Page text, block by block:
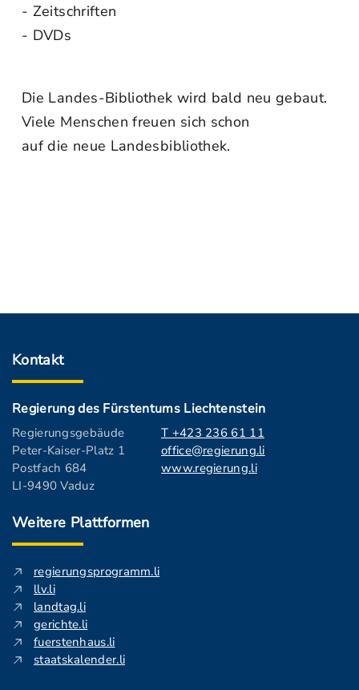
- Zeitschriften
- DVDs
Die Landes-Bibliothek wird bald neu gebaut.
Viele Menschen freuen sich schon
auf die neue Landesbibliothek.
Kontakt
Regierung des Fürstentums Liechtenstein
Regierungsgebäude
Peter-Kaiser-Platz 1
Postfach 684
LI-9490 Vaduz
T +423 236 61 11
office@regierung.li
www.regierung.li
Weitere Plattformen
regierungsprogramm.li
llv.li
landtag.li
gerichte.li
fuerstenhaus.li
staatskalender.li